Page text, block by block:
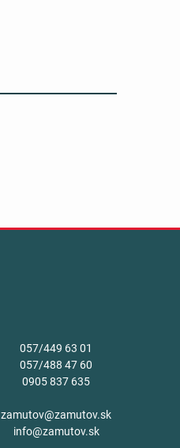
057/449 63 01
057/488 47 60
0905 837 635
zamutov@zamutov.sk
info@zamutov.sk